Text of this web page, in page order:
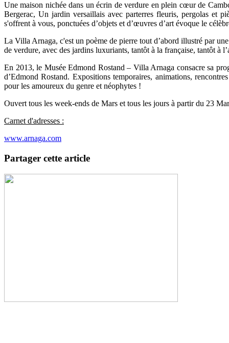
Une maison nichée dans un écrin de verdure en plein cœur de
Bergerac, Un jardin versaillais avec parterres fleuris, pergolas et
s'offrent à vous, ponctuées d’objets et d’œuvres d’art évoque le
La Villa Arnaga, c'est un poème de pierre tout d’abord illustré par
de verdure, avec des jardins luxuriants, tantôt à la française, tantôt à
En 2013, le Musée Edmond Rostand – Villa Arnaga consacre sa
d’Edmond Rostand. Expositions temporaires, animations,
pour les amoureux du genre et néophytes !
Ouvert tous les week-ends de Mars et tous les jours à partir du 23
Carnet d'adresses :
www.arnaga.com
Partager cette article